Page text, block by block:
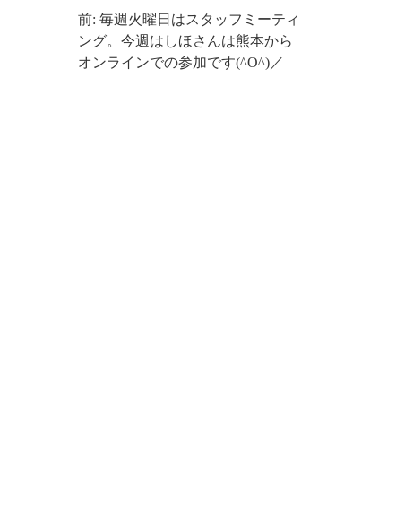
前: 毎週火曜日はスタッフミーティ
ング。今週はしほさんは熊本から
オンラインでの参加です(^O^)／